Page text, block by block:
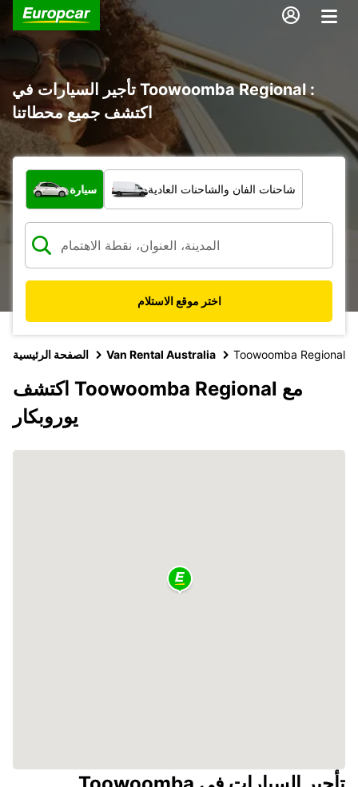
تأجير السيارات في Toowoomba Regional :
اكتشف جميع محطاتنا
ما نوع المركبة؟
سيارة شاحنات الفان والشاحنات العادية
اختر موقع الاستلام
الصفحة الرئيسية Van Rental Australia Toowoomba Regional
اكتشف Toowoomba Regional مع
يوروبكار